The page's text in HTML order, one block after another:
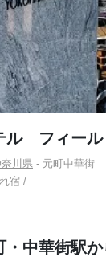
ル フィール
川県 - 元町中華街
宿 /
・中華街駅